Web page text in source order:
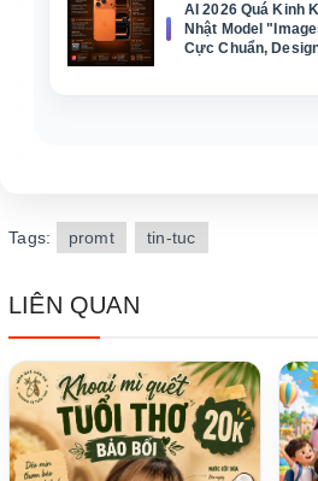
AI 2026 Quá Kinh
Nhật Model
Cực Chuẩn,
Tags: promt tin-tuc
LIÊN QUAN